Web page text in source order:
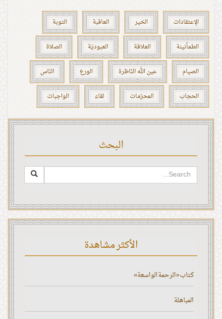
الإعتقادات الخير العاقبة التوبة
الطمأنينة العلاقة العبوديّة الصلاة
الصيام عين الله النّاظرة الورع النّاس
الحجاب المحرّمات لقاء الواجبات
البحث
الأكثر مشاهدة
كتاب «الرحمة الواسعة»
المباهلة